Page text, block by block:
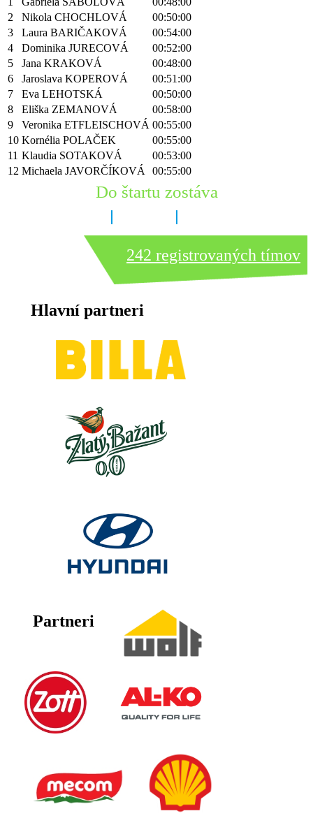
2
Nikola CHOCHLOVÁ
00:50:00
3
Laura BARIČAKOVÁ
00:54:00
4
Dominika JURECOVÁ
00:52:00
5
Jana KRAKOVÁ
00:48:00
6
Jaroslava KOPEROVÁ
00:51:00
7
Eva LEHOTSKÁ
00:50:00
8
Eliška ZEMANOVÁ
00:58:00
9
Veronika ETFLEISCHOVÁ 00:55:00
10 Kornélia POLAČEK
00:55:00
11 Klaudia SOTAKOVÁ
00:53:00
12 Michaela JAVORČÍKOVÁ 00:55:00
Do štartu zostáva
242 registrovaných tímov
Hlavní partneri
Partneri